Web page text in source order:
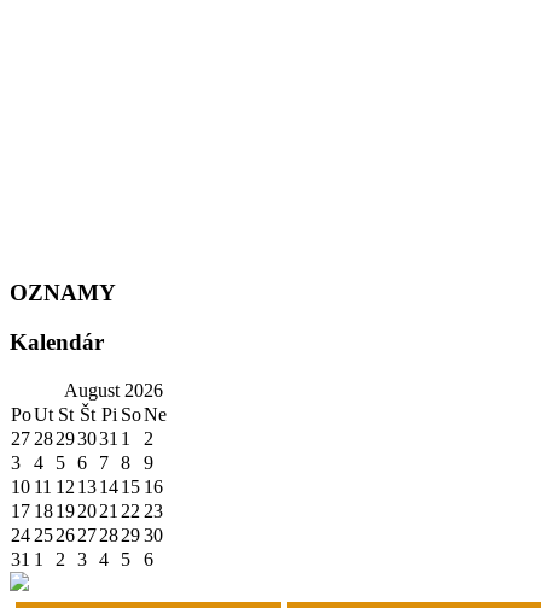
OZNAMY
Kalendár
August 2026
PoUt St Št Pi SoNe
27 28293031 1
2
3
4 5 6 7 8
9
10 11 12 131415 16
17 18192021 22 23
24 252627282930
31 1 2 3 4 5 6